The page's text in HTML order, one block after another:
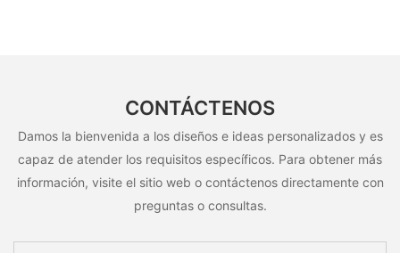
CONTÁCTENOS
Damos la bienvenida a los diseños e ideas personalizados y es
capaz de atender los requisitos específicos. Para obtener más
información, visite el sitio web o contáctenos directamente con
preguntas o consultas.